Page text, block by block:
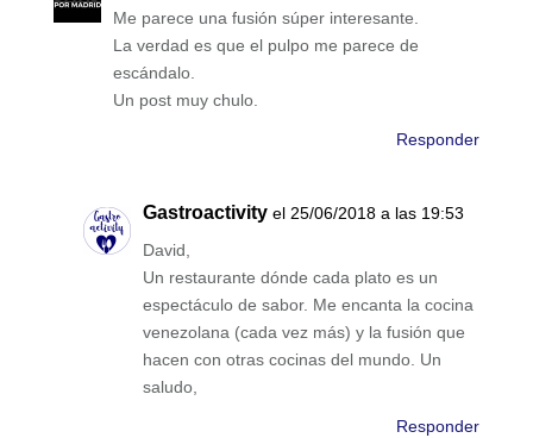
Me parece una fusión súper interesante.
La verdad es que el pulpo me parece de
escándalo.
Un post muy chulo.
Responder
Gastroactivity el 25/06/2018 a las 19:53
David,
Un restaurante dónde cada plato es un
espectáculo de sabor. Me encanta la cocina
venezolana (cada vez más) y la fusión que
hacen con otras cocinas del mundo. Un
saludo,
Responder